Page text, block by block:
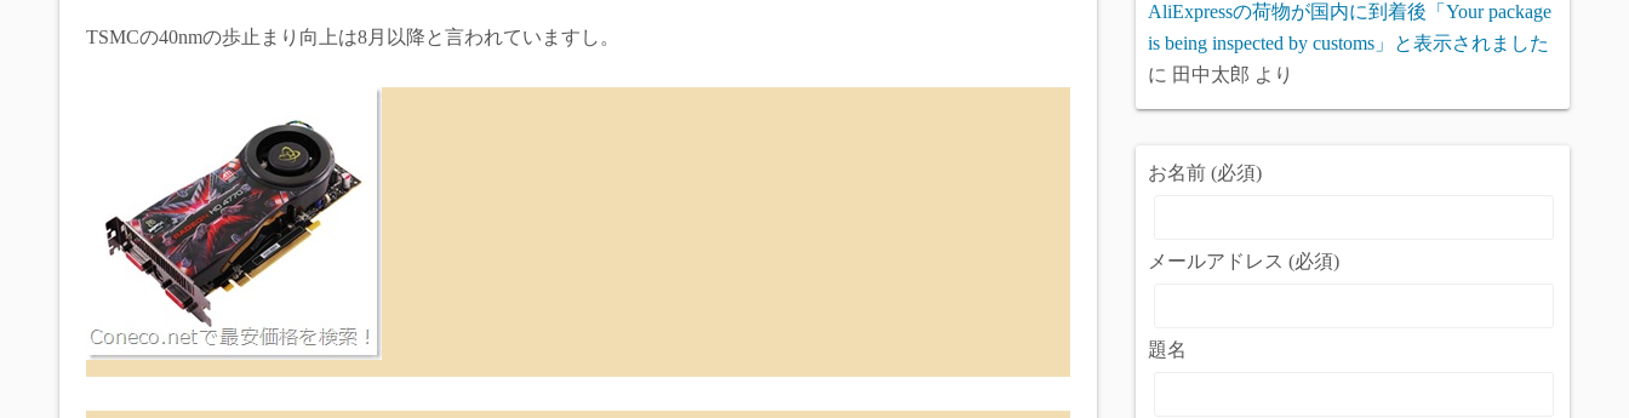
TSMCの40nmの歩止まり向上は8月以降と言われていますし。
AliExpressの荷物が国内に到着後「Your package
is being inspected by customs」と表示されました
に 田中太郎 より
お名前 (必須)
メールアドレス (必須)
題名